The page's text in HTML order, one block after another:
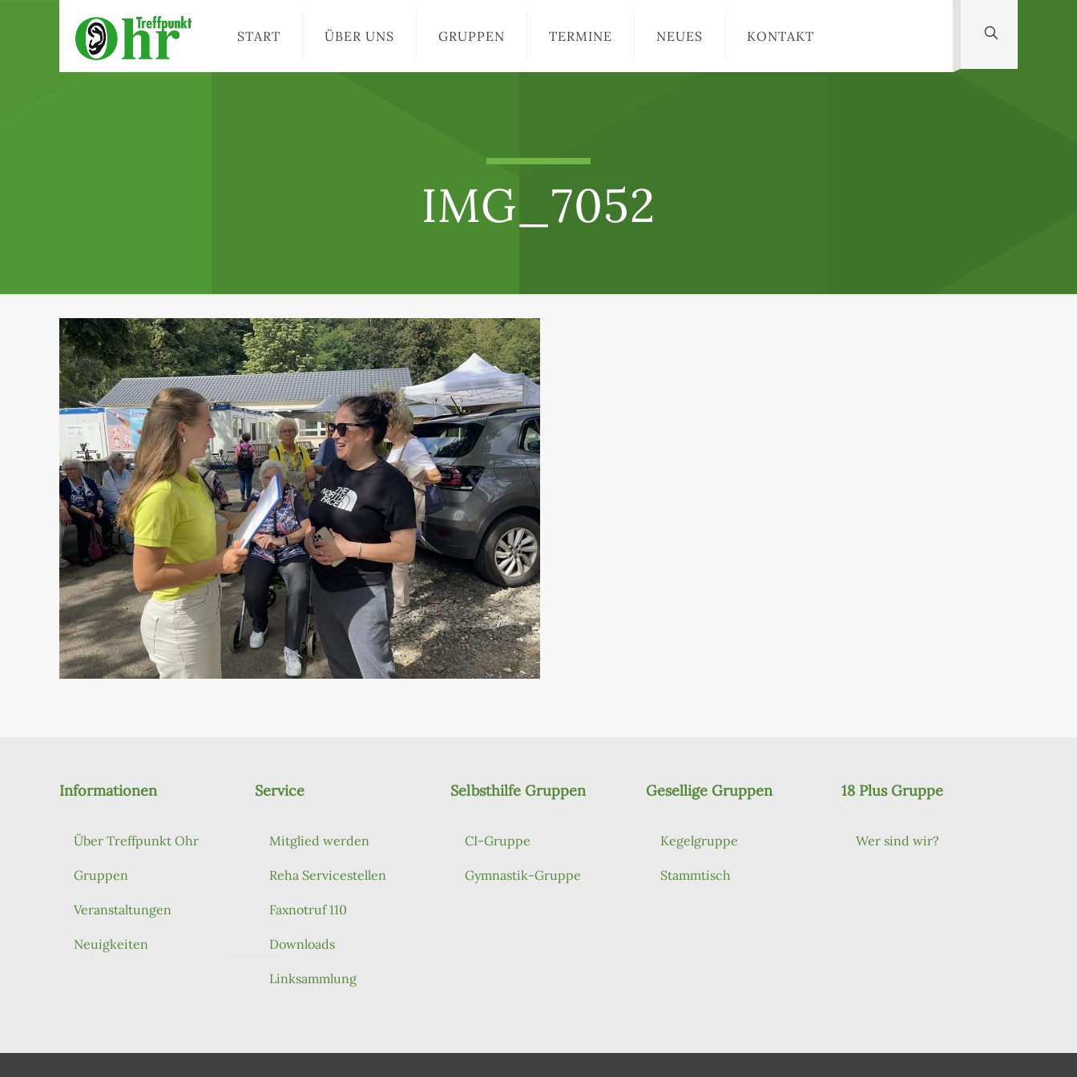
START ÜBER UNS GRUPPEN TERMINE NEUES KONTAKT
IMG_7052
Informationen
Über Treffpunkt Ohr
Gruppen
Veranstaltungen
Neuigkeiten
Service
Mitglied werden
Reha Servicestellen
Faxnotruf 110
Downloads
Linksammlung
Selbsthilfe Gruppen
CI-Gruppe
Gymnastik-Gruppe
Gesellige Gruppen
Kegelgruppe
Stammtisch
18 Plus Gruppe
Wer sind wir?